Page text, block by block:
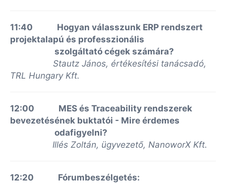
11:40 Hogyan válasszunk ERP rendszert
projektalapú és professzionális
szolgáltató cégek számára?
Stautz János, értékesítési tanácsadó,
TRL Hungary Kft.
12:00 MES és Traceability rendszerek
bevezetésének buktatói - Mire érdemes
odafigyelni?
Illés Zoltán, ügyvezető, NanoworX Kft.
12:20 Fórumbeszélgetés: